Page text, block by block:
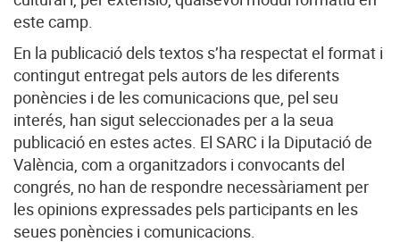
este camp.
En la publicació dels textos s’ha respectat el format i
contingut entregat pels autors de les diferents
ponències i de les comunicacions que, pel seu
interés, han sigut seleccionades per a la seua
publicació en estes actes. El SARC i la Diputació de
València, com a organitzadors i convocants del
congrés, no han de respondre necessàriament per
les opinions expressades pels participants en les
seues ponències i comunicacions.